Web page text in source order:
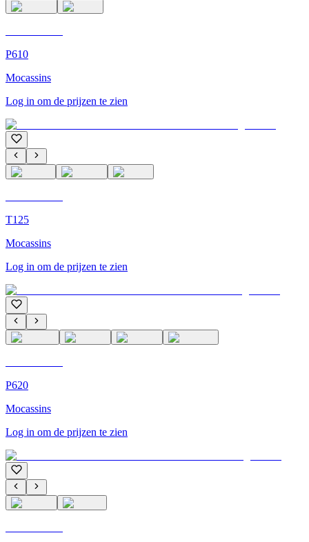
P610
Mocassins
Log in om de prijzen te zien
T125
Mocassins
Log in om de prijzen te zien
P620
Mocassins
Log in om de prijzen te zien